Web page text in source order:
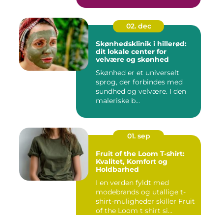
02. dec
Skønhedsklinik i hillerød:
dit lokale center for
velvære og skønhed
Skønhed er et universelt
sprog, der forbindes med
sundhed og velvære. I den
maleriske b...
01. sep
Fruit of the Loom T-shirt:
Kvalitet, Komfort og
Holdbarhed
I en verden fyldt med
modebrands og utallige t-
shirt-muligheder skiller Fruit
of the Loom t shirt si...